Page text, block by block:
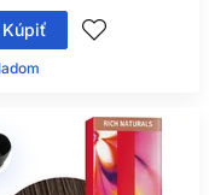
oxidačné farbivá a
Vždy dodržte test
upozornenia.
S
konkrétnej farby
Kúpiť
ㅤ